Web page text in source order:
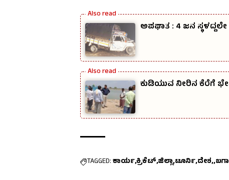
ಅಪಘಾತ : 4 ಜನ ಸ್ಥಳದ್ದಲೇ
ಕುಡಿಯುವ ನೀರಿನ ಕೆರೆಗೆ
TAGGED:ಕಾರ್ಯಕ್ರಿಕೆಟ್ಜಿಲ್ಲಾಟೂರ್ನಿದೇಶ,